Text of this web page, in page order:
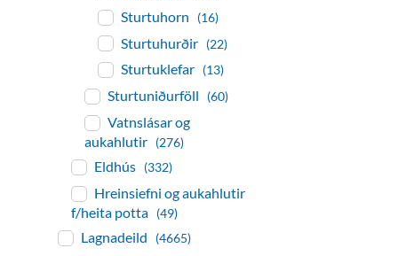
Sturtuhorn (16)
Sturtuhurðir (22)
Sturtuklefar (13)
Sturtuniðurföll (60)
Vatnslásar og
aukahlutir (276)
Eldhús (332)
Hreinsiefni og aukahlutir
f/heita potta (49)
Lagnadeild (4665)